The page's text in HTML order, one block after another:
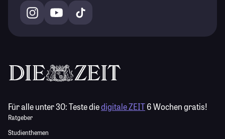
Für alle unter 30:Teste diedigitale ZEIT6 Wochen gratis!
Ratgeber
Studienthemen